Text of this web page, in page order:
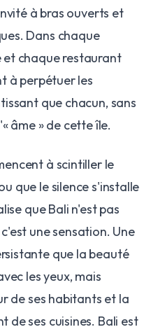
à bras ouverts et
Dans chaque
et chaque restaurant
à perpétuer les
que chacun, sans
âme » de cette île.
à scintiller le
que le silence s'installe
que Bali n'est pas
une sensation. Une
que la beauté
les yeux, mais
de ses habitants et la
de ses cuisines. Bali est